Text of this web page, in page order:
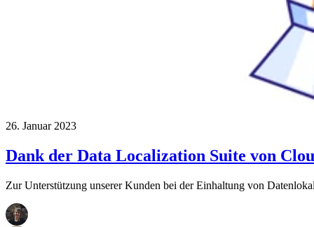
26. Januar 2023
Dank der Data Localization Suite von
Zur Unterstützung unserer Kunden bei der Einhaltung von